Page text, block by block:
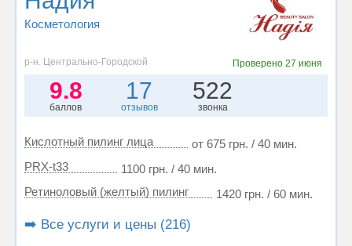
Косметология
р-н. Центрально-Городской Проверено 27 июня
9.8
баллов
17
отзывов
522
звонка
Кислотный пилинг лица
от 675 грн. / 40 мин.
PRX-t33
1100 грн. / 40 мин.
Ретиноловый (желтый) пилинг
1420 грн. / 60 мин.
➡️ Все услуги и цены (216)